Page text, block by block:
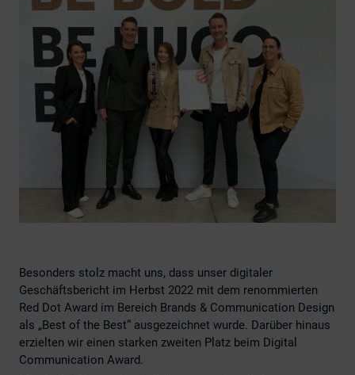
Besonders stolz macht uns, dass unser digitaler
Geschäftsbericht im Herbst 2022 mit dem renommierten
Red Dot Award im Bereich Brands & Communication Design
als „Best of the Best“ ausgezeichnet wurde. Darüber hinaus
erzielten wir einen starken zweiten Platz beim Digital
Communication Award.